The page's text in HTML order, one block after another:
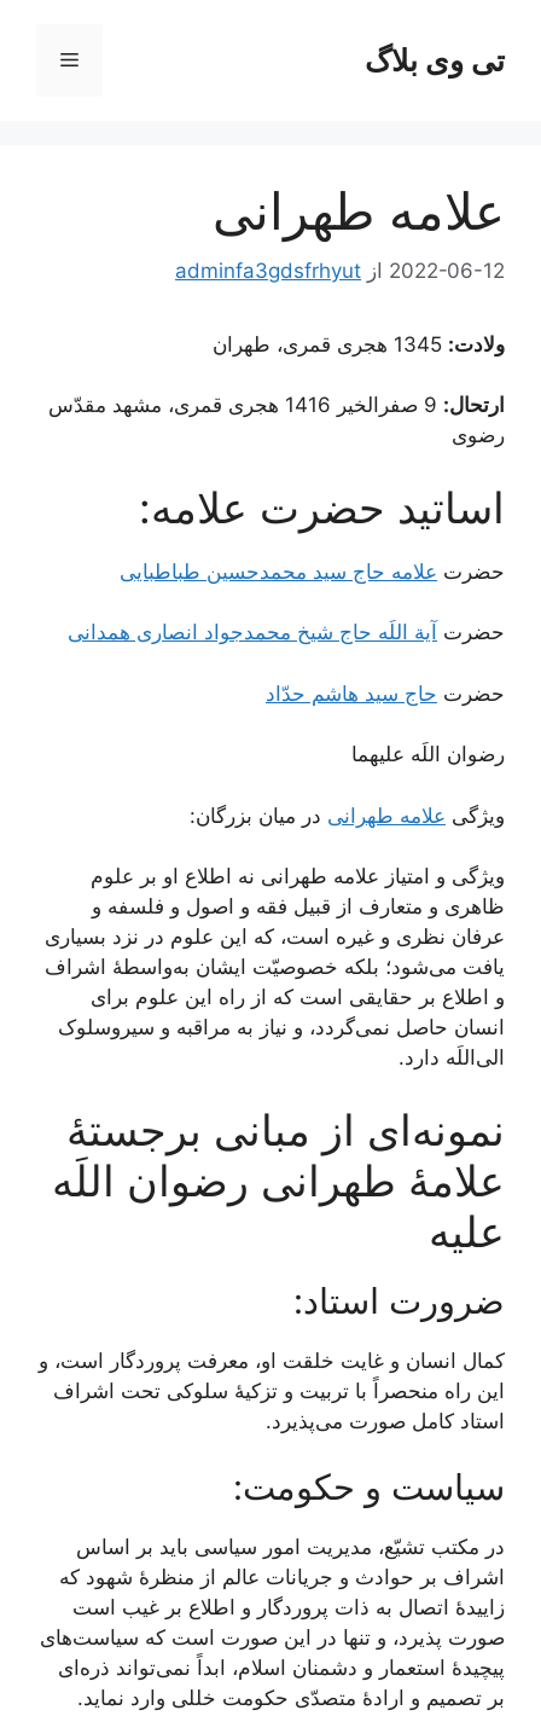
محتواتی وی بلاگ فهرست
علامه طهرانی
2022-06-12 از adminfa3gdsfrhyut
ولادت:
ارتحال:
9 صفرالخیر 1416 هجری قمری، مشهد مقدّس
رضوی
اساتید حضرت علامه:
حضرت علامه حاج سید محمدحسین طباطبایی
حضرت آیة اللَه حاج شیخ محمدجواد انصاری همدانی
حضرت حاج سید هاشم حدّاد
رضوان اللَه علیهما
ویژگی علامه طهرانی در میان بزرگان:
ویژگی و امتیاز علامه طهرانی نه اطلاع او بر علوم
ظاهری و متعارف از قبیل فقه و اصول و فلسفه و
عرفان نظری و غیره است، که این علوم در نزد بسیاری
یافت می‌شود؛ بلکه خصوصیّت ایشان به‌واسطۀ اشراف
و اطلاع بر حقایقی است که از راه این علوم برای
انسان حاصل نمی‌گردد، و نیاز به مراقبه و سیروسلوک
الی‌اللَه دارد.
نمونه‌ای از مبانی برجستۀ
علامۀ طهرانی رضوان اللَه
علیه
ضرورت استاد:
کمال انسان و غایت خلقت او، معرفت پروردگار است، و
این راه منحصراً با تربیت و تزکیۀ سلوکی تحت اشراف
استاد کامل صورت می‌پذیرد.
سیاست و حکومت:
در مکتب تشیّع، مدیریت امور سیاسی باید بر اساس
اشراف بر حوادث و جریانات عالم از منظرۀ شهود که
زاییدۀ اتصال به ذات پروردگار و اطلاع بر غیب است
صورت پذیرد، و تنها در این صورت است که سیاست‌های
پیچیدۀ استعمار و دشمنان اسلام، ابداً نمی‌تواند ذره‌ای
بر تصمیم و ارادۀ متصدّی حکومت خللی وارد نماید.